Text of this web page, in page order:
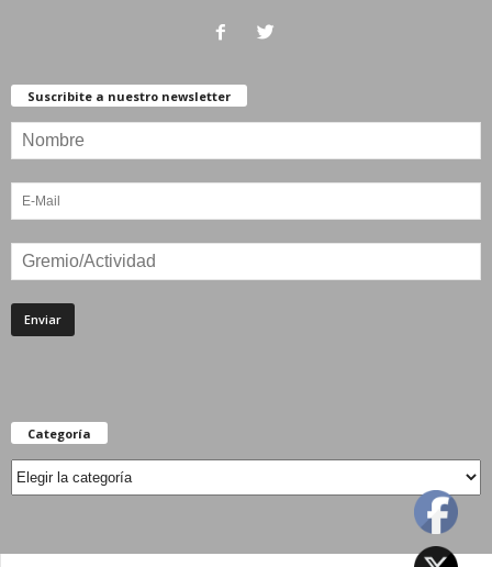
Suscribite a nuestro newsletter
Categoría
Categoría